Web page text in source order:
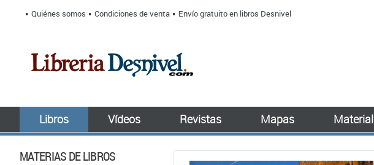
Quiénes somos Condiciones de venta Envío gratuito en libros Desnivel
Libros Vídeos Revistas Mapas Material
MATERIAS DE LIBROS